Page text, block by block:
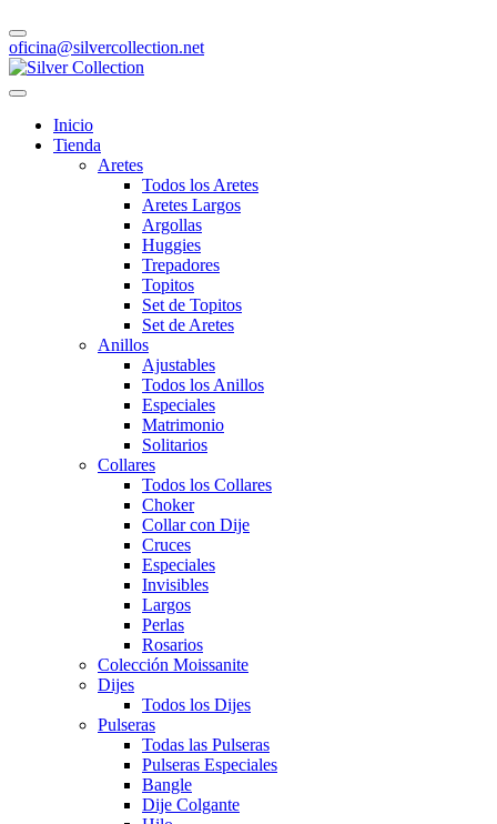
oficina@silvercollection.net
Inicio
Tienda
Aretes
Todos los Aretes
Aretes Largos
Argollas
Huggies
Trepadores
Topitos
Set de Topitos
Set de Aretes
Anillos
Ajustables
Todos los Anillos
Especiales
Matrimonio
Solitarios
Collares
Todos los Collares
Choker
Collar con Dije
Cruces
Especiales
Invisibles
Largos
Perlas
Rosarios
Colección Moissanite
Dijes
Todos los Dijes
Pulseras
Todas las Pulseras
Pulseras Especiales
Bangle
Dije Colgante